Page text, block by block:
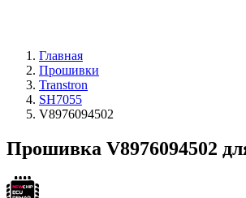
Главная
Прошивки
Transtron
SH7055
V8976094502
Прошивка V8976094502